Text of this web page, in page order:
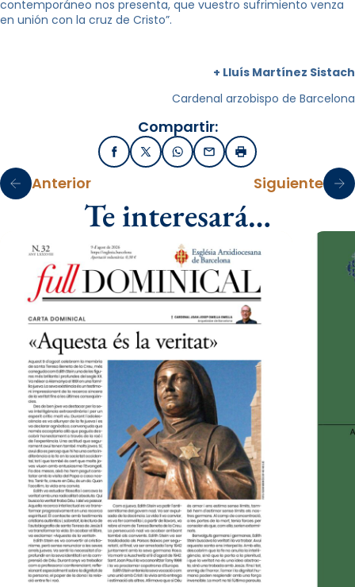
contemporáneo nos presenta, que vuestro sufrimiento venza
en unión con la cruz de Cristo”.
+ Lluís Martínez Sistach
Cardenal arzobispo de Barcelona
Compartir:
FacebookX / TwitterWhatsApp
EmailImprimir
Anterior Siguiente
Te interesará…